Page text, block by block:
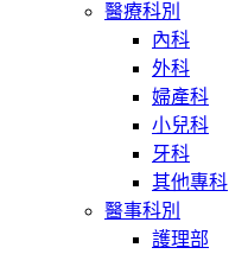
醫療科別
內科
外科
婦產科
小兒科
牙科
其他專科
醫事科別
護理部